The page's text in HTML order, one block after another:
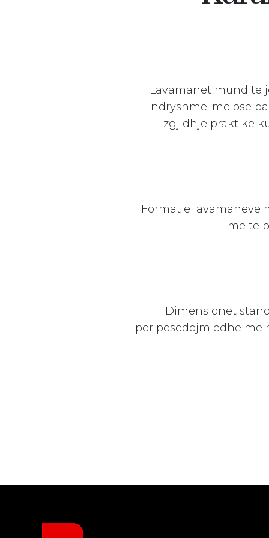
Lavamanët mund të
ndryshme; me ose
zgjidhje praktike
Format e lavamanëve
më të
Dimensionet
por posedojm edhe me